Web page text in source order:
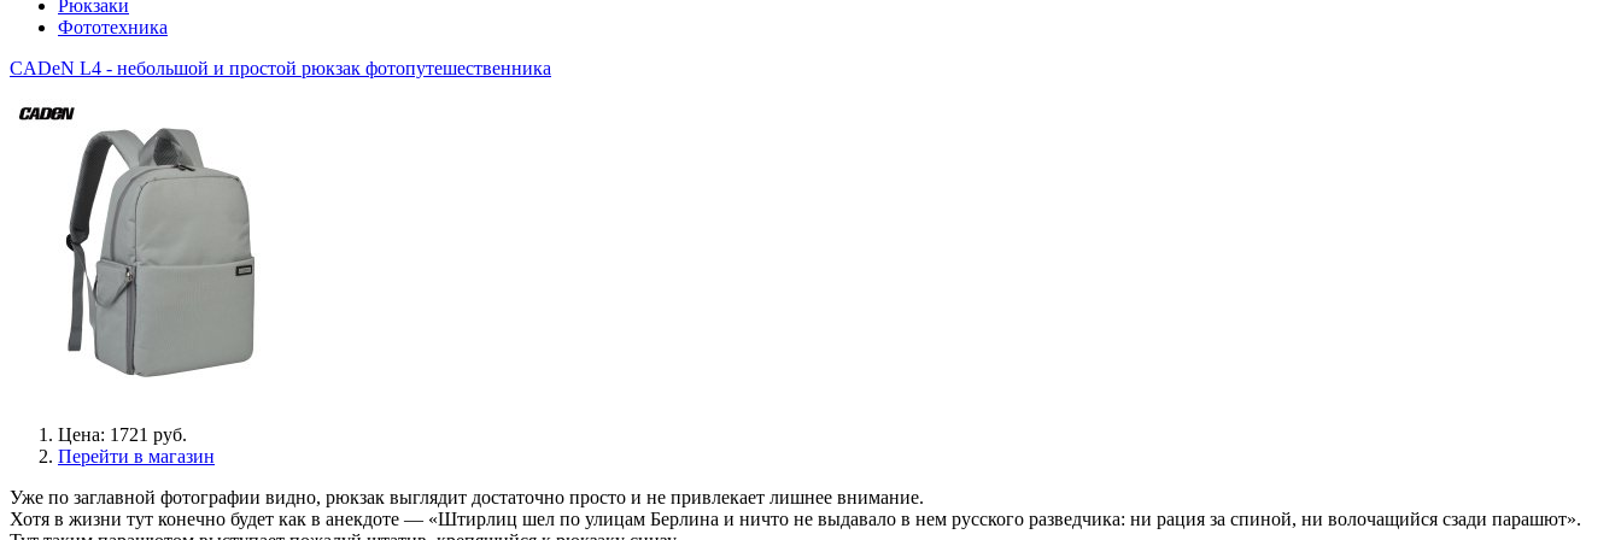
Рюкзаки
Фототехника
CADeN L4 - небольшой и простой рюкзак фотопутешественника
Цена: 1721 руб.
Перейти в магазин
Уже по заглавной фотографии видно, рюкзак выглядит достаточно просто и не привлекает лишнее внимание.
Хотя в жизни тут конечно будет как в анекдоте — «Штирлиц шел по улицам Берлина и ничто не выдавало в нем русского разведчика: ни рация за спиной, ни волочащийся сзади парашют».